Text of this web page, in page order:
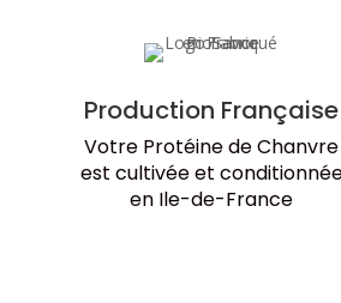
Production Française
Votre Protéine de Chanvre
est cultivée et
en Ile-de-France